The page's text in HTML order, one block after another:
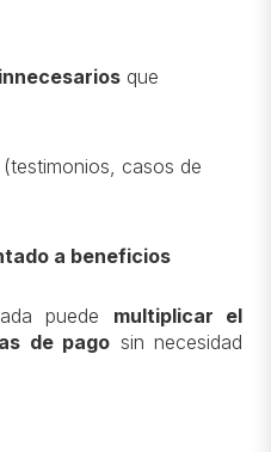
que
casos de
a beneficios
puede multiplicar el
de pago sin necesidad